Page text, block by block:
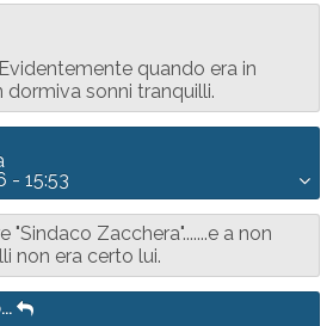
quando era in
sonni tranquilli.
- 15:53
Zacchera".......e a non
non era certo lui.